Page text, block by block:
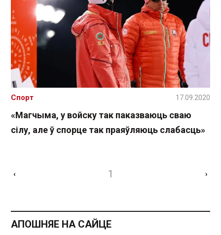
«Магчыма, у войску так паказваюць сваю
сілу, але ў спорце так праяўляюць слабасць»
Спорт 17.09.2020
‹ 1 ›
АПОШНЯЕ НА САЙЦЕ